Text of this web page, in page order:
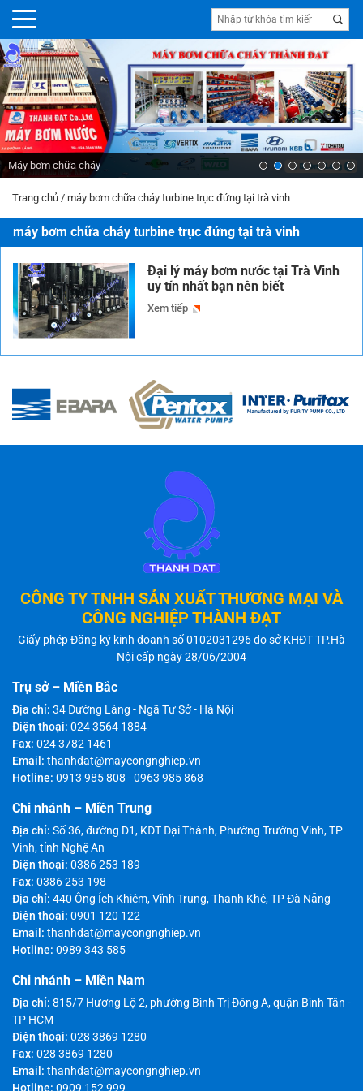
Máy bơm chữa cháy
Trang chủ / máy bơm chữa cháy turbine trục đứng tại trà vinh
máy bơm chữa cháy turbine trục đứng tại trà vinh
Đại lý máy bơm nước tại Trà Vinh
uy tín nhất bạn nên biết
Xem tiếp
CÔNG TY TNHH SẢN XUẤT THƯƠNG MẠI VÀ
CÔNG NGHIỆP THÀNH ĐẠT
Giấy phép Đăng ký kinh doanh số 0102031296 do sở KHĐT TP.Hà
Nội cấp ngày 28/06/2004
Trụ sở – Miền Bắc
Địa chỉ: 34 Đường Láng - Ngã Tư Sở - Hà Nội
Điện thoại: 024 3564 1884
Fax: 024 3782 1461
Email: thanhdat@maycongnghiep.vn
Hotline: 0913 985 808 -0963 985 868
Chi nhánh – Miền Trung
Địa chỉ: Số 36, đường D1, KĐT Đại Thành, Phường Trường Vinh, TP
Vinh, tỉnh Nghệ An
Điện thoại: 0386 253 189
Fax: 0386 253 198
Địa chỉ: 440 Ông Ích Khiêm, Vĩnh Trung, Thanh Khê, TP Đà Nẵng
Điện thoại: 0901 120 122
Email: thanhdat@maycongnghiep.vn
Hotline: 0989 343 585
Chi nhánh – Miền Nam
Địa chỉ: 815/7 Hương Lộ 2, phường Bình Trị Đông A, quận Bình Tân -
TP HCM
Điện thoại: 028 3869 1280
Fax: 028 3869 1280
Email: thanhdat@maycongnghiep.vn
Hotline: 0909 152 999